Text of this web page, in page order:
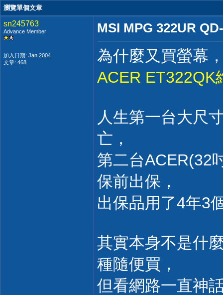
瀏覽單個文章
sn245763
Advance Member
加入日期: Jan 2004
文章: 468
MSI MPG 322UR
為什麼又買螢幕
ACER ET322QK
人生第一台大尺
亡，
第二台ACER(32
保前出保，
出保品用了4年3
其實本身不是什
種隨便買，
但看網路一直神